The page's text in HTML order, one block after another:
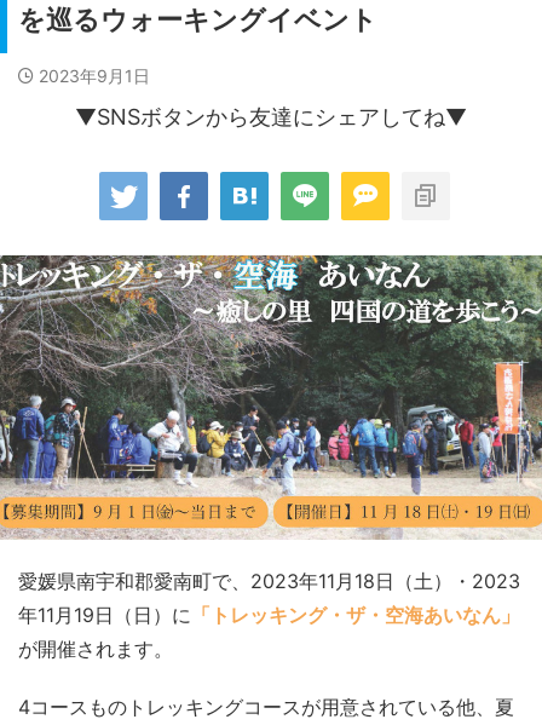
を巡るウォーキングイベント
2023年9月1日
▼SNSボタンから友達にシェアしてね▼
愛媛県南宇和郡愛南町で、2023年11月18日（土）・2023
年11月19日（日）に 「トレッキング・ザ・空海あいなん」
が開催されます。
4コースものトレッキングコースが用意されている他、夏